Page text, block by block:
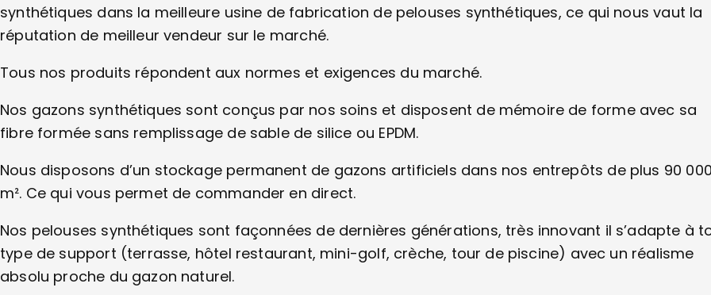
synthétiques dans la meilleure usine de fabrication de pelouses synthétiques, ce qui nous vaut la
réputation de meilleur vendeur sur le marché.
Tous nos produits répondent aux normes et exigences du marché.
Nos gazons synthétiques sont conçus par nos soins et disposent de mémoire de forme avec sa
fibre formée sans remplissage de sable de silice ou EPDM.
Nous disposons d’un stockage permanent de gazons artificiels dans nos entrepôts de plus 90
m². Ce qui vous permet de commander en direct.
Nos pelouses synthétiques sont façonnées de dernières générations, très innovant il s’adapte à
type de support (terrasse, hôtel restaurant, mini-golf, crèche, tour de piscine) avec un réalisme
absolu proche du gazon naturel.